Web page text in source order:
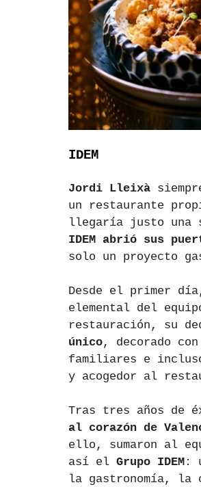
IDEM
Jordi Lleixà
un restaurante
llegaría justo una
IDEM abrió sus
solo un proyecto
Desde el primer
elemental del
restauración, su
único, decorado
familiares e
y acogedor al
Tras tres años de
al corazón de
ello, sumaron al
así el Grupo IDEM :
la gastronomía, la